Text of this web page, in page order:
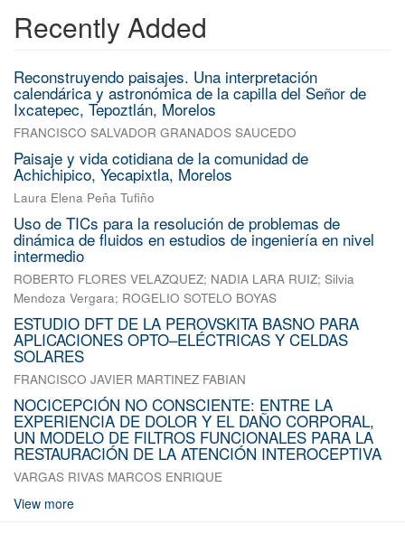
Recently Added
Reconstruyendo paisajes. Una interpretación
calendárica y astronómica de la capilla del Señor de
Ixcatepec, Tepoztlán, Morelos
FRANCISCO SALVADOR GRANADOS SAUCEDO
Paisaje y vida cotidiana de la comunidad de
Achichipico, Yecapixtla, Morelos
Laura Elena Peña Tufiño
Uso de TICs para la resolución de problemas de
dinámica de fluidos en estudios de ingeniería en nivel
intermedio
ROBERTO FLORES VELAZQUEZ; NADIA LARA RUIZ; Silvia
Mendoza Vergara; ROGELIO SOTELO BOYAS
ESTUDIO DFT DE LA PEROVSKITA BASNO PARA
APLICACIONES OPTO–ELÉCTRICAS Y CELDAS
SOLARES
FRANCISCO JAVIER MARTINEZ FABIAN
NOCICEPCIÓN NO CONSCIENTE: ENTRE LA
EXPERIENCIA DE DOLOR Y EL DAÑO CORPORAL,
UN MODELO DE FILTROS FUNCIONALES PARA LA
RESTAURACIÓN DE LA ATENCIÓN INTEROCEPTIVA
VARGAS RIVAS MARCOS ENRIQUE
View more